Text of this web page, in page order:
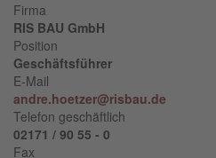
Firma
RIS BAU GmbH
Position
Geschäftsführer
E-Mail
andre.hoetzer@risbau.de
Telefon geschäftlich
02171 / 90 55 - 0
Fax